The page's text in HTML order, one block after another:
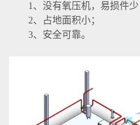
1、没有氧压机，易损件少
2、占地面积小；
3、安全可靠。